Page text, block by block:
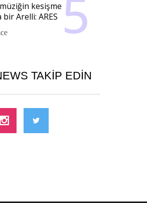
kesişme
bir Arelli: ARES
TAKIP EDIN